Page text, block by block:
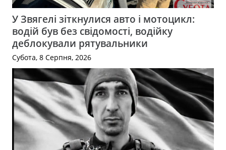
У Звягелі зіткнулися авто і мотоцикл:
водій був без свідомості, водійку
деблокували рятувальники
Субота, 8 Серпня, 2026